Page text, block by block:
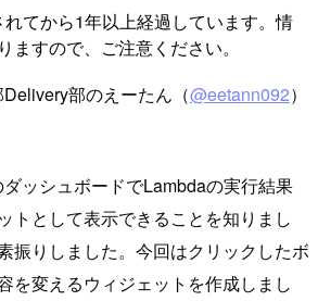
てから1年以上経過しています。情
ますので、ご注意ください。
部のえーたん（@eetann092）
ッシュボードでLambdaの実行結果
トとして表示できることを知りまし
振りしました。今回はクリックしたボ
を変えるウィジェットを作成しまし